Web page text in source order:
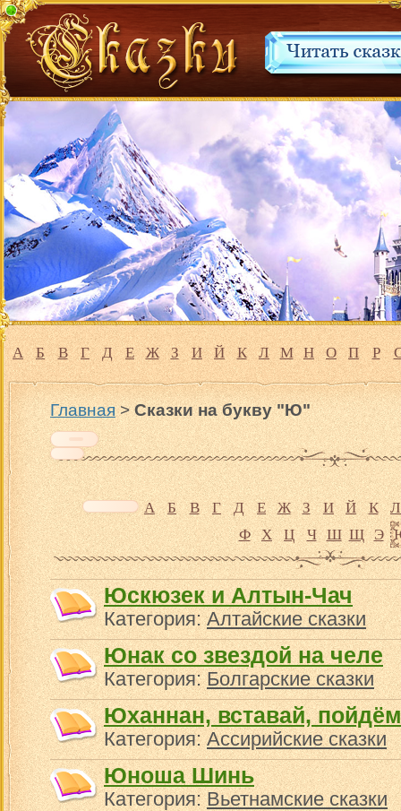
А Б В Г Д Е Ж З И Й К Л М Н О П Р
Главная>Сказки на букву "Ю"
А Б В Г Д Е Ж З И Й К Л
Ф Х Ц Ч Ш Щ Э
Юскюзек и Алтын-Чач
Категория:Алтайские сказки
Юнак со звездой на челе
Категория:Болгарские сказки
Юханнан, вставай,
Категория:Ассирийские сказки
Юноша Шинь
Категория:Вьетнамские сказки